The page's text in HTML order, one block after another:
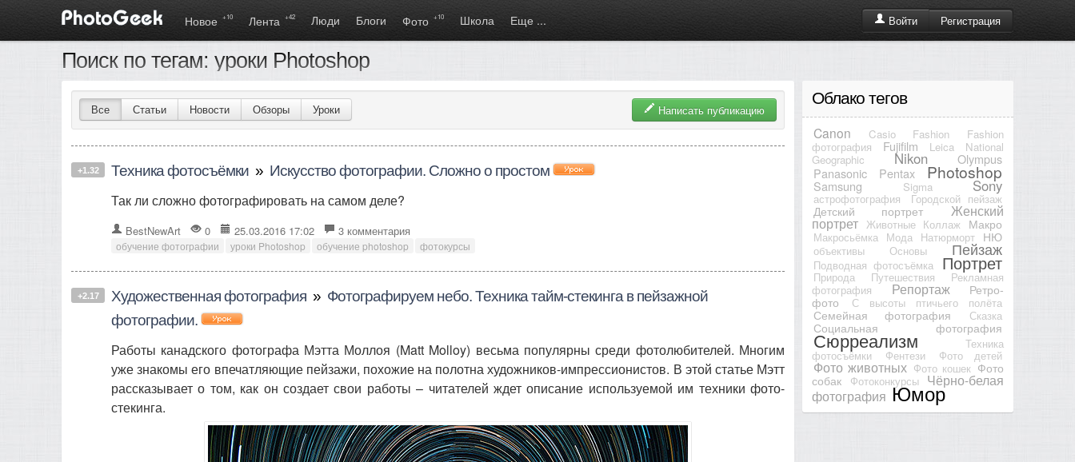
Войти Регистрация
Новое +10 Лента +42 Люди Блоги Фото +10 Школа Еще ...
Поиск по тегам: уроки Photoshop
Написать публикацию
Все Статьи Новости Обзоры Уроки
+1.32 Техника фотосъёмки » Искусство фотографии. Сложно о простом
Так ли сложно фотографировать на самом деле?
BestNewArt 0 25.03.2016 17:02 3 комментария
обучение фотографии уроки Photoshop обучение photoshop фотокурсы
+2.17 Художественная фотография » Фотографируем небо. Техника тайм-стекинга в пейзажной
фотографии.
Работы канадского фотографа Мэтта Моллоя (Matt Molloy) весьма популярны среди фотолюбителей. Многим
уже знакомы его впечатляющие пейзажи, похожие на полотна художников-импрессионистов. В этой статье Мэтт
рассказывает о том, как он создает свои работы – читателей ждет описание используемой им техники фото-
стекинга.
Облако тегов
Canon Casio Fashion
Fashion
фотография
Fujifilm Leica
National
Geographic
Nikon
Olympus
Panasonic
Pentax Photoshop
Samsung Sigma Sony
астрофотография Городской пейзаж
Детский портрет Женский
портрет Животные Коллаж Макро
Макросьёмка Мода Натюрморт НЮ
объективы Основы Пейзаж
Подводная фотосъёмка Портрет
Природа Путешествия
Рекламная
фотография
Репортаж Ретро-
фото С высоты птичьего полёта
Семейная фотография Сказка
Социальная фотография
Сюрреализм Техника
фотосъёмки Фентези Фото детей
Фото животных Фото кошек Фото
собак Фотоконкурсы
Чёрно-белая
фотография Юмор